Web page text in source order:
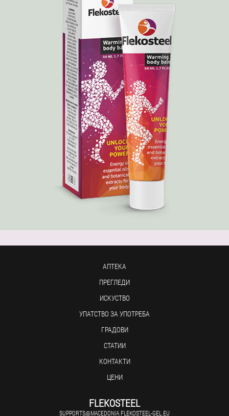
АПТЕКА
ПРЕГЛЕДИ
ИСКУСТВО
УПАТСТВО ЗА УПОТРЕБА
ГРАДОВИ
СТАТИИ
КОНТАКТИ
ЦЕНИ
FLEKOSTEEL
SUPPORTS@MACEDONIA.FLEKOSTEEL-GEL.EU